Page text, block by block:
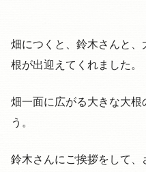
畑につくと、鈴木さんと
根が出迎えてくれました。
畑一面に広がる大きな大
う。
鈴木さんにご挨拶をして